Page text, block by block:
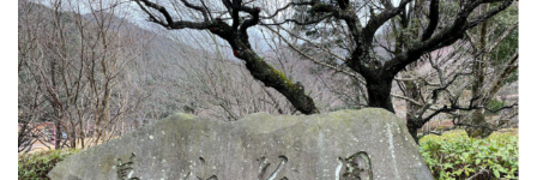
みんなのコラム
マチネタ
ペットNOW